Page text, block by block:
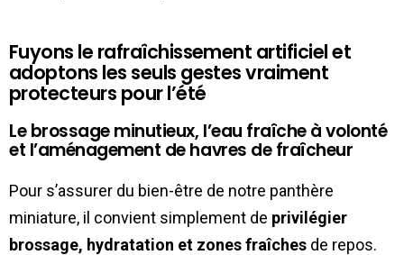
Fuyons le rafraîchissement artificiel et
adoptons les seuls gestes vraiment
protecteurs pour l’été
Le brossage minutieux, l’eau fraîche à volonté
et l’aménagement de havres de fraîcheur
Pour s’assurer du bien-être de notre panthère
miniature, il convient simplement de privilégier
brossage, hydratation et zones fraîches de repos.